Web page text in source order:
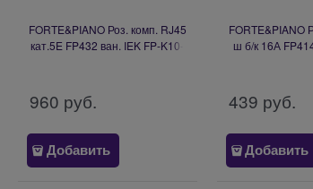
FORTE&PIANO Роз. комп. RJ45
кат.5E FP432 ван. IEK FP-K10-
960 руб.
Добавить
FORTE&PIANO
ш б/к 16А
439 руб.
Добавить